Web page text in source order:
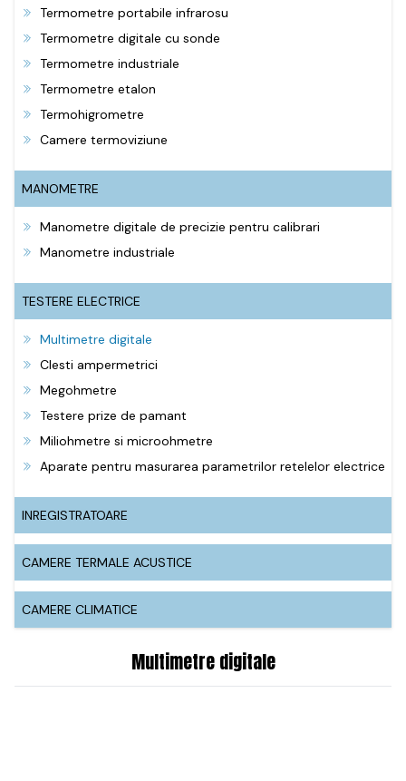
Termometre portabile infrarosu
Termometre digitale cu sonde
Termometre industriale
Termometre etalon
Termohigrometre
Camere termoviziune
MANOMETRE
Manometre digitale de precizie pentru calibrari
Manometre industriale
TESTERE ELECTRICE
Multimetre digitale
Clesti ampermetrici
Megohmetre
Testere prize de pamant
Miliohmetre si microohmetre
Aparate pentru masurarea parametrilor retelelor electrice
INREGISTRATOARE
CAMERE TERMALE ACUSTICE
CAMERE CLIMATICE
Multimetre digitale